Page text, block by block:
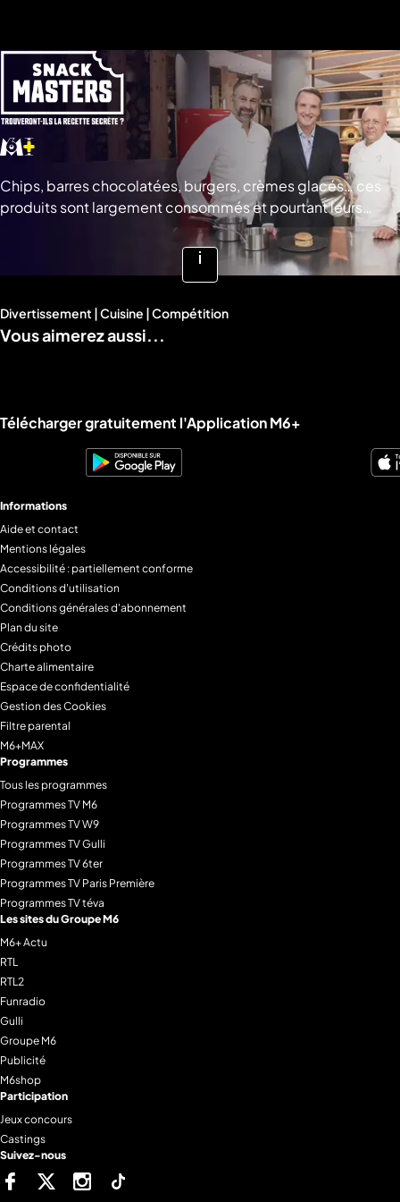
Chips, barres chocolatées, burgers, crèmes glacés… ces
produits sont largement consommés et pourtant leurs
recettes sont toutes tenues secrètes ! © KITCHEN
Voir
d'infos
Divertissement | Cuisine | Compétition
Vous aimerez aussi...
Liens utiles M6+.
Télécharger gratuitement l'Application M6+
Informations
Aide et contact
Mentions légales
Accessibilité : partiellement conforme
Conditions d'utilisation
Conditions générales d'abonnement
Plan du site
Crédits photo
Charte alimentaire
Espace de confidentialité
Gestion des Cookies
Filtre parental
M6+MAX
Programmes
Tous les programmes
Programmes TV M6
Programmes TV W9
Programmes TV Gulli
Programmes TV 6ter
Programmes TV Paris Première
Programmes TV téva
Les sites du Groupe M6
M6+ Actu
RTL
RTL2
Funradio
Gulli
Groupe M6
Publicité
M6shop
Participation
Jeux concours
Castings
Suivez-nous
FacebookTwitter Instagram